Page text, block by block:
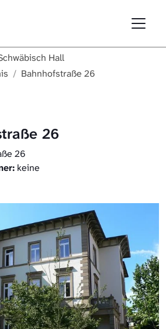
Hall
Bahnhofstraße 26
26
26
keine